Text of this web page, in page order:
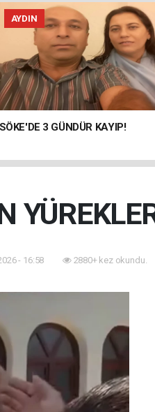
AYDIN
SÖKE'DE 3 GÜNDÜR KAYIP!
- 16:58 2880+ kez okundu.